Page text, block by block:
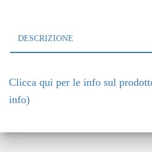
DESCRIZIONE
Clicca qui per le info sul
info)